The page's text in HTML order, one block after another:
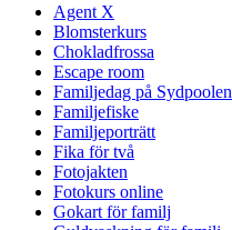
Agent X
Blomsterkurs
Chokladfrossa
Escape room
Familjedag på Sydpoolen
Familjefiske
Familjeporträtt
Fika för två
Fotojakten
Fotokurs online
Gokart för familj